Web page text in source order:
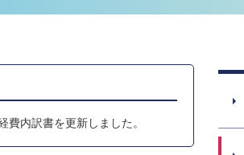
内訳書を更新しました。